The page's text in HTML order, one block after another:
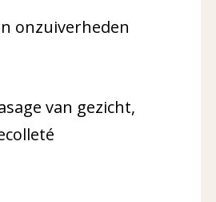
onzuiverheden
van gezicht,